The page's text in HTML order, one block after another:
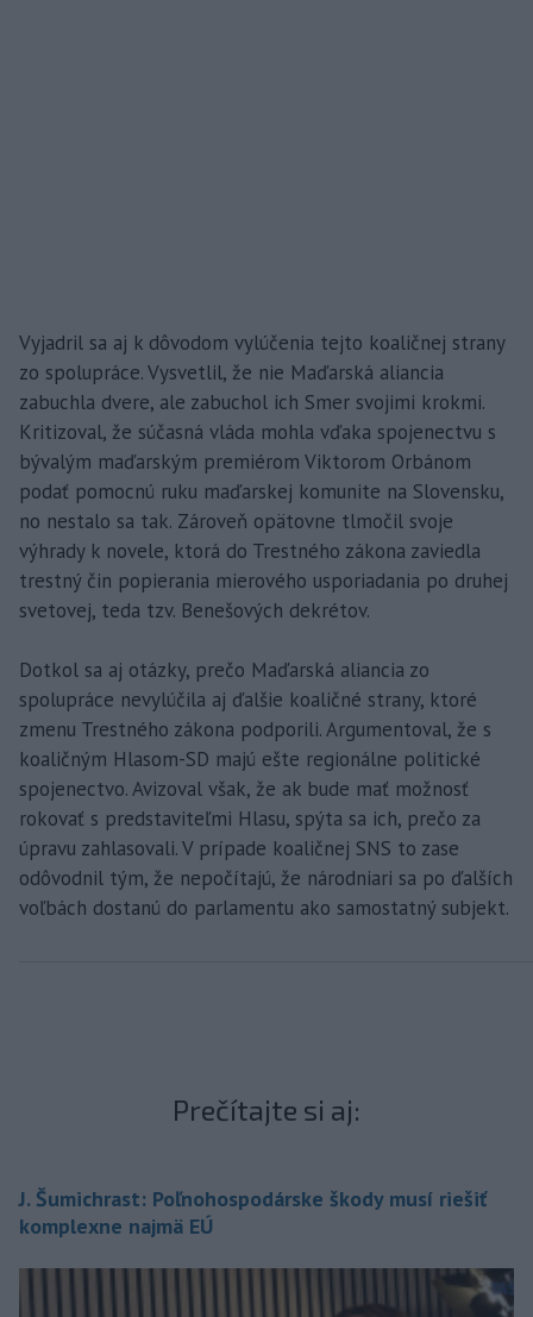
Vyjadril sa aj k dôvodom vylúčenia tejto koaličnej strany
zo spolupráce. Vysvetlil, že nie Maďarská aliancia
zabuchla dvere, ale zabuchol ich Smer svojimi krokmi.
Kritizoval, že súčasná vláda mohla vďaka spojenectvu s
bývalým maďarským premiérom Viktorom Orbánom
podať pomocnú ruku maďarskej komunite na Slovensku,
no nestalo sa tak. Zároveň opätovne tlmočil svoje
výhrady k novele, ktorá do Trestného zákona zaviedla
trestný čin popierania mierového usporiadania po druhej
svetovej, teda tzv. Benešových dekrétov.
Dotkol sa aj otázky, prečo Maďarská aliancia zo
spolupráce nevylúčila aj ďalšie koaličné strany, ktoré
zmenu Trestného zákona podporili. Argumentoval, že s
koaličným Hlasom-SD majú ešte regionálne politické
spojenectvo. Avizoval však, že ak bude mať možnosť
rokovať s predstaviteľmi Hlasu, spýta sa ich, prečo za
úpravu zahlasovali. V prípade koaličnej SNS to zase
odôvodnil tým, že nepočítajú, že národniari sa po ďalších
voľbách dostanú do parlamentu ako samostatný subjekt.
Prečítajte si aj:
J. Šumichrast: Poľnohospodárske škody musí riešiť
komplexne najmä EÚ